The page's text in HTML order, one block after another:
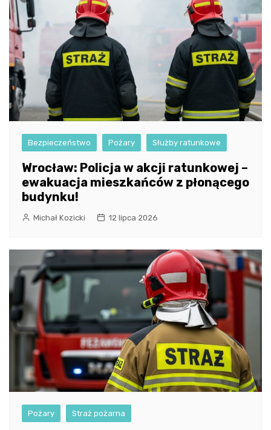
Bezpieczeństwo Pożary Służby ratunkowe
Wrocław: Policja w akcji ratunkowej –
ewakuacja mieszkańców z płonącego
budynku!
Michał Kozicki 12 lipca 2026
Pożary Straż pożarna